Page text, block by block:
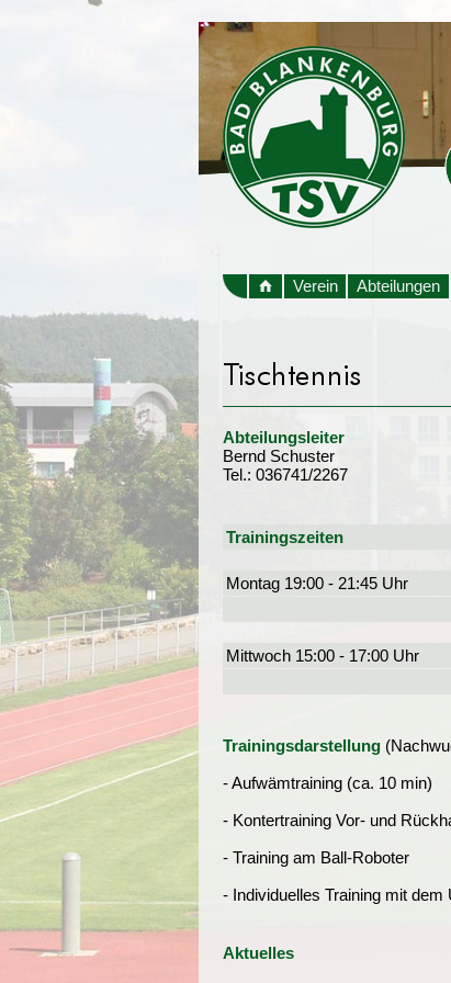
Verein Abteilungen
Abteilungsleiter
Bernd Schuster
Tel.: 036741/2267
Trainingszeiten
Montag 19:00 - 21:45 Uhr
Mittwoch 15:00 - 17:00 Uhr
Trainingsdarstellung
- Aufwämtraining (ca. 10 min)
- Kontertraining Vor- und
- Training am Ball-Roboter
- Individuelles Training mit dem
Aktuelles